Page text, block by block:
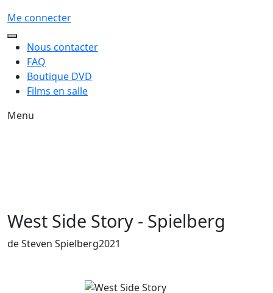
Me connecter
Nous contacter
FAQ
Boutique DVD
Films en salle
Menu
West Side Story - Spielberg
de Steven SpielbergAnnée de sortie du film
2021